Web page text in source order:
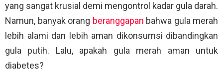
yang sangat krusial demi mengontrol kadar gula darah.
Namun, banyak orang beranggapan bahwa gula merah
lebih alami dan lebih aman dikonsumsi dibandingkan
gula putih. Lalu, apakah gula merah aman untuk
diabetes?